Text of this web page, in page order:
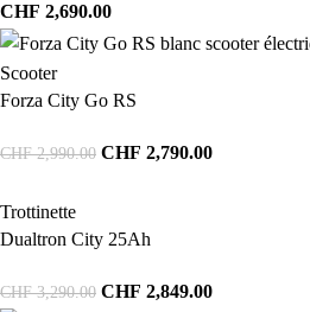
CHF 2,690.00
Scooter
Forza City Go RS
CHF2,990.00 CHF 2,790.00
Trottinette
Dualtron City 25Ah
CHF3,290.00 CHF 2,849.00